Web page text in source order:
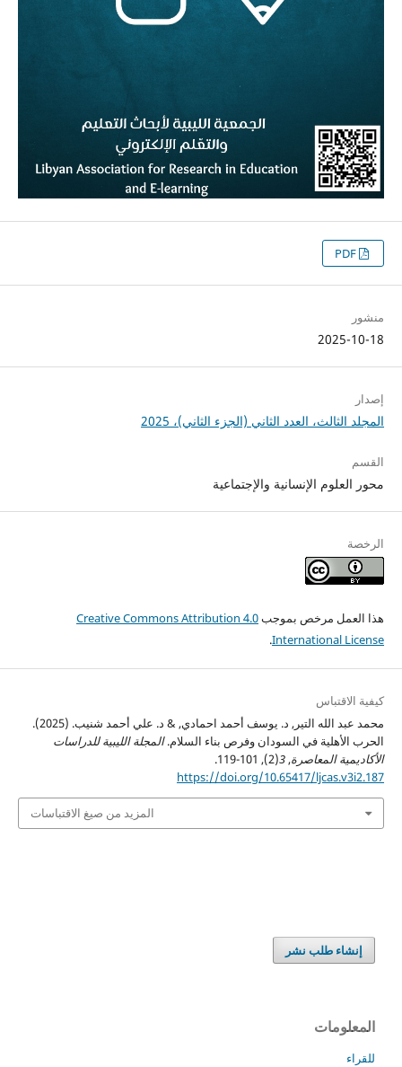
PDF
منشور
2025-10-18
إصدار
المجلد الثالث، العدد الثاني (الجزء الثاني)، 2025
القسم
محور العلوم الإنسانية والإجتماعية
الرخصة
هذا العمل مرخص بموجبCreative Commons Attribution 4.0
International License
.
كيفية الاقتباس
محمد عبد الله التير, د. يوسف أحمد احمادي, & د. علي أحمد شنيب. (2025).
الحرب الأهلية في السودان وفرص بناء السلام.المجلة الليبية للدراسات
الأكاديمية المعاصرة,
3
(2), 101-119.
https://doi.org/10.65417/ljcas.v3i2.187
المزيد من صيغ الاقتباسات
إنشاء طلب نشر
المعلومات
للقراء